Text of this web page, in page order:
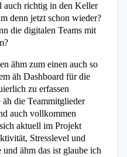
auch richtig in den Keller
denn jetzt schon wieder?
die digitalen Teams mit
ähm zum einen auch so
äh Dashboard für die
zu erfassen
die Teammitglieder
auch vollkommen
aktuell im Projekt
Stresslevel und
ähm das ist glaube ich